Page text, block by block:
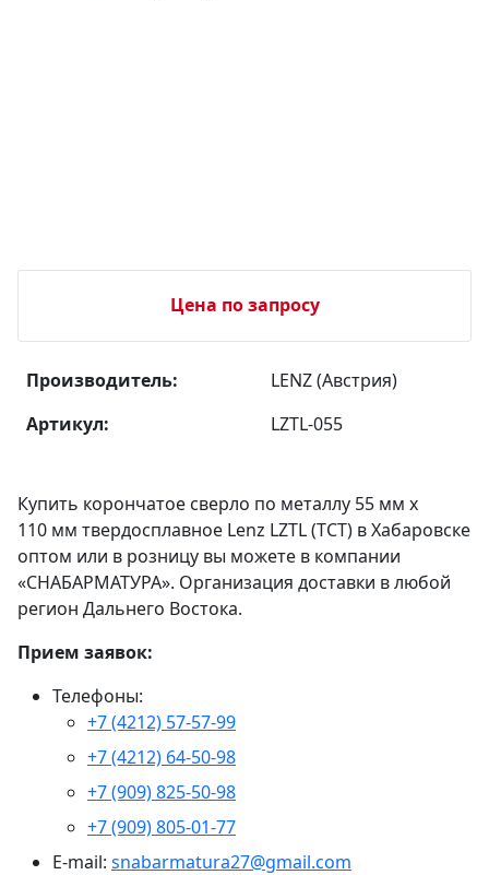
Цена по запросу
Производитель:
LENZ (Австрия)
Артикул:
LZTL-055
Купить корончатое сверло по металлу 55 мм х
110 мм твердосплавное Lenz LZTL (TCT) в Хабаровске
оптом или в розницу вы можете в компании
«СНАБАРМАТУРА». Организация доставки в любой
регион Дальнего Востока.
Прием заявок:
Телефоны:
+7 (4212) 57-57-99
+7 (4212) 64-50-98
+7 (909) 825-50-98
+7 (909) 805-01-77
E-mail: snabarmatura27@gmail.com